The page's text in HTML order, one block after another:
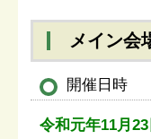
メイン
開催日時
令和元年11月